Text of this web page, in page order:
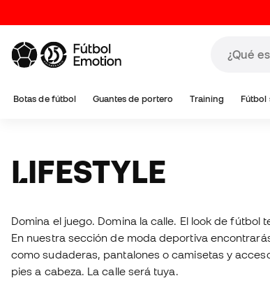
Botas de fútbol Guantes de portero Training Fútbol
LIFESTYLE
Domina el juego. Domina la calle. El look de fútbol
En nuestra sección de moda deportiva
como sudaderas, pantalones o camisetas y
pies a cabeza. La calle será tuya.